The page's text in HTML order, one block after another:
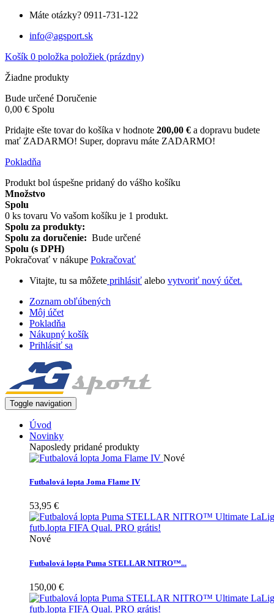
Máte otázky? 0911-731-122
info@agsport.sk
Košík 0 položka položiek (prázdny)
Žiadne produkty
Bude určené Doručenie
0,00 € Spolu
Pridajte ešte tovar do košíka v hodnote 200,00 € a dopravu budete
mať ZADARMO! Super, dopravu máte ZADARMO!
Pokladňa
Produkt bol úspešne pridaný do vášho košíku
Množstvo
Spolu
0 ks tovaru Vo vašom košíku je 1 produkt.
Spolu za produkty:
Spolu za doručenie: Bude určené
Spolu (s DPH)
Pokračovať v nákupe Pokračovať
Vitajte, tu sa môžete prihlásiť alebo vytvoriť nový účet.
Zoznam obľúbených
Môj účet
Pokladňa
Nákupný košík
Prihlásiť sa
Toggle navigation
Úvod
Novinky
Naposledy pridané produkty
Nové
Futbalová lopta Joma Flame IV
53,95 €
Nové
Futbalová lopta Puma STELLAR NITRO™...
150,00 €